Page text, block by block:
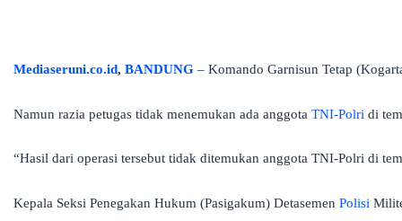
Mediaseruni.co.id, BANDUNG – Komando Garnisun Tetap
Namun razia petugas tidak menemukan ada anggota TNI-Polri di
“Hasil dari operasi tersebut tidak ditemukan anggota TNI-Polri di
Kepala Seksi Penegakan Hukum (Pasigakum) Detasemen Polisi